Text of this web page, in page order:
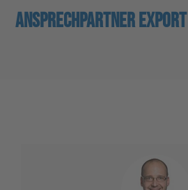
ANSPRECHPARTNER EXPORT